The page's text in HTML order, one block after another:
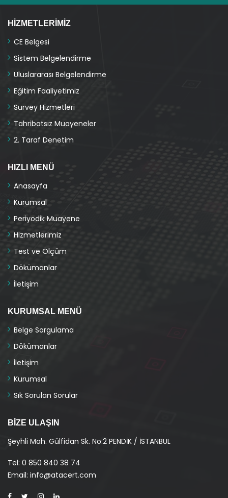
HIZMETLERIMIZ
CE Belgesi
Sistem Belgelendirme
Uluslararası Belgelendirme
Eğitim Faaliyetimiz
Survey Hizmetleri
Tahribatsız Muayeneler
2. Taraf Denetim
HIZLI MENÜ
Anasayfa
Kurumsal
Periyodik Muayene
Hizmetlerimiz
Test ve Ölçüm
Dökümanlar
İletişim
KURUMSAL MENÜ
Belge Sorgulama
Dökümanlar
İletişim
Kurumsal
Sık Sorulan Sorular
BIZE ULAŞIN
Şeyhli Mah. Gülfidan Sk. No:2 PENDİK / İSTANBUL
Tel: 0 850 840 38 74
Email: info@atacert.com